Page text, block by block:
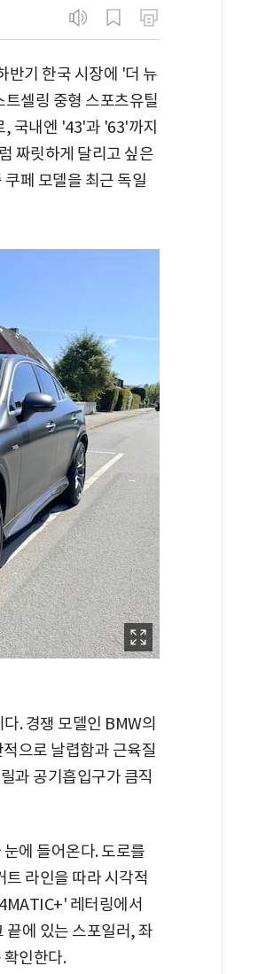
반기 한국 시장에 '더 뉴
셀링 중형 스포츠유틸
, 국내엔 '43'과 '63'까지
짜릿하게 달리고 싶은
페 모델을 최근 독일
. 경쟁 모델인 BMW의
으로 날렵함과 근육질
과 공기흡입구가 큼직
에 들어온다. 도로를
트 라인을 따라 시각적
레터링에서
끝에 있는 스포일러, 좌
인한다.